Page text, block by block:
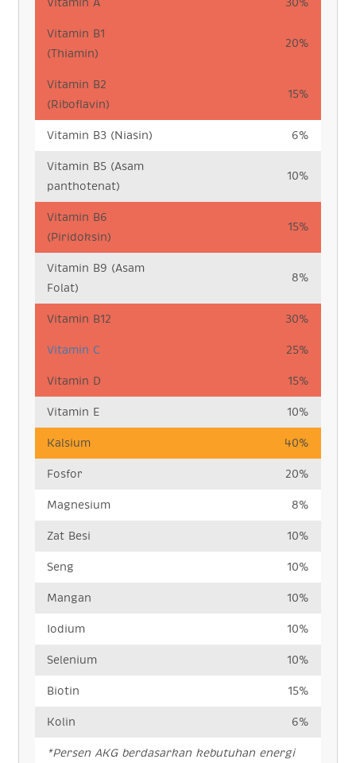
Vitamin B1
(Thiamin)
20%
Vitamin B2
(Riboflavin)
15%
Vitamin B3 (Niasin) 6%
Vitamin B5 (Asam
panthotenat)
10%
Vitamin B6
(Piridoksin)
15%
Vitamin B9 (Asam
Folat)
8%
Vitamin B12 30%
Vitamin C 25%
Vitamin D 15%
Vitamin E 10%
Kalsium 40%
Fosfor 20%
Magnesium 8%
Zat Besi 10%
Seng 10%
Mangan 10%
Iodium 10%
Selenium 10%
Biotin 15%
Kolin 6%
*Persen AKG berdasarkan kebutuhan energi